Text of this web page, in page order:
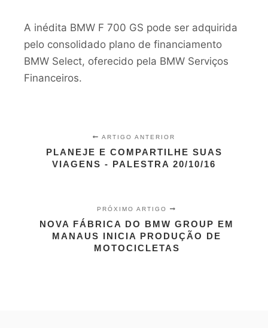
A inédita BMW F 700 GS pode ser adquirida
pelo consolidado plano de financiamento
BMW Select, oferecido pela BMW Serviços
Financeiros.
ARTIGO ANTERIOR
PLANEJE E COMPARTILHE SUAS
VIAGENS - PALESTRA 20/10/16
PRÓXIMO ARTIGO
NOVA FÁBRICA DO BMW GROUP EM
MANAUS INICIA PRODUÇÃO DE
MOTOCICLETAS